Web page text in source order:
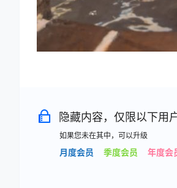
隐藏内容，仅限以下用
如果您未在其中，可以升级
月度会员 季度会员 年度会